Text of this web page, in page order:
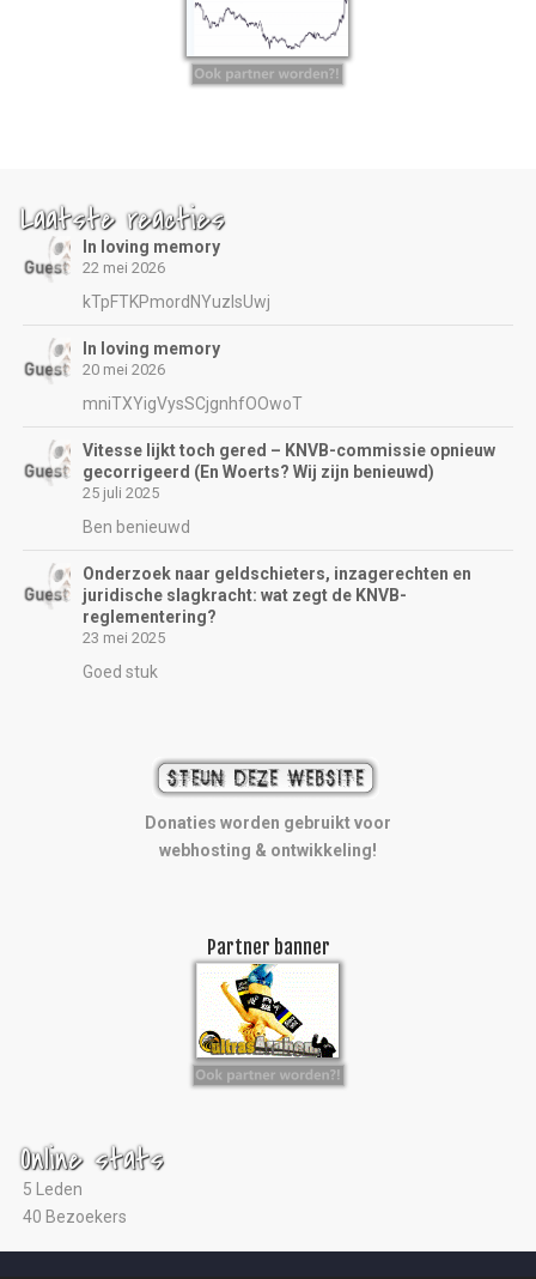
Laatste reacties
In loving memory
22 mei 2026
kTpFTKPmordNYuzIsUwj
In loving memory
20 mei 2026
mniTXYigVysSCjgnhfOOwoT
Vitesse lijkt toch gered – KNVB-commissie opnieuw
gecorrigeerd (En Woerts? Wij zijn benieuwd)
25 juli 2025
Ben benieuwd
Onderzoek naar geldschieters, inzagerechten en
juridische slagkracht: wat zegt de KNVB-
reglementering?
23 mei 2025
Goed stuk
Donaties worden gebruikt voor
webhosting & ontwikkeling!
Partner banner
Online stats
5 Leden
40 Bezoekers